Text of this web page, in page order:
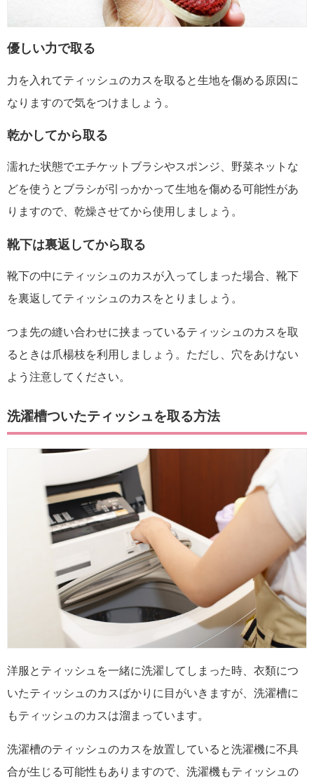
優しい力で取る
力を入れてティッシュのカスを取ると生地を傷める原因に
なりますので気をつけましょう。
乾かしてから取る
濡れた状態でエチケットブラシやスポンジ、野菜ネットな
どを使うとブラシが引っかかって生地を傷める可能性があ
りますので、乾燥させてから使用しましょう。
靴下は裏返してから取る
靴下の中にティッシュのカスが入ってしまった場合、靴下
を裏返してティッシュのカスをとりましょう。
つま先の縫い合わせに挟まっているティッシュのカスを取
るときは爪楊枝を利用しましょう。ただし、穴をあけない
よう注意してください。
洗濯槽ついたティッシュを取る方法
洋服とティッシュを一緒に洗濯してしまった時、衣類につ
いたティッシュのカスばかりに目がいきますが、洗濯槽に
もティッシュのカスは溜まっています。
洗濯槽のティッシュのカスを放置していると洗濯機に不具
合が生じる可能性もありますので、洗濯機もティッシュの